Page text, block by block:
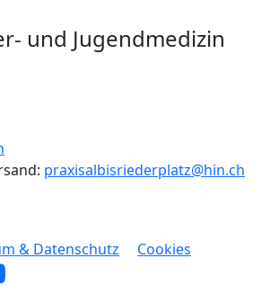
und Jugendmedizin
praxisalbisriederplatz@hin.ch
& Datenschutz Cookies